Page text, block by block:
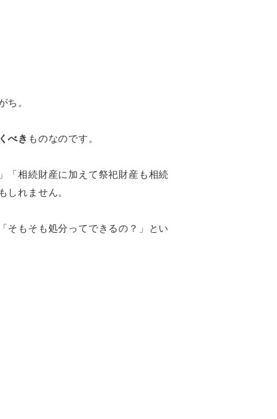
ち。
べき ものなのです。
「相続財産に加えて祭祀財産も相続
しれません。
そもそも処分ってできるの？」とい